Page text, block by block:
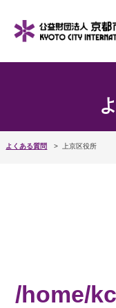
よくある質問 上京区役所
/home/